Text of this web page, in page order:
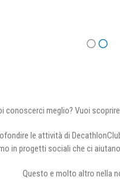
conoscerci meglio? Vuoi
le attività di
in progetti sociali che ci
Questo e molto altro nella